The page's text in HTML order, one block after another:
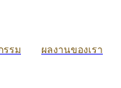
รรม ผลงานของเรา